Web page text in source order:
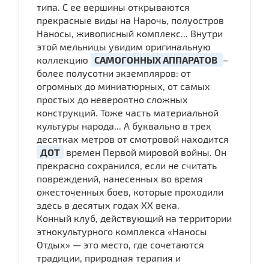
типа. С ее вершины открываются
прекрасные виды на Нарочь, полуостров
Наносы, живописный комплекс... Внутри
этой мельницы увидим оригинальную
коллекцию САМОГОННЫХ АППАРАТОВ –
более полусотни экземпляров: от
огромных до миниатюрных, от самых
простых до невероятно сложных
конструкций. Тоже часть материальной
культуры народа... А буквально в трех
десятках метров от смотровой находится
ДОТ времен Первой мировой войны. Он
прекрасно сохранился, если не считать
повреждений, нанесенных во время
ожесточенных боев, которые проходили
здесь в десятых годах XX века.
Конный клуб, действующий на территории
этнокультурного комплекса «Наносы
Отдых» — это место, где сочетаются
традиции, природная терапия и